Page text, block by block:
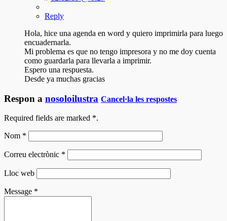
Reply
Hola, hice una agenda en word y quiero imprimirla para luego
encuadernarla.
Mi problema es que no tengo impresora y no me doy cuenta
como guardarla para llevarla a imprimir.
Espero una respuesta.
Desde ya muchas gracias
Respon a nosoloilustra Cancel·la les respostes
Required fields are marked *.
Nom *
Correu electrònic *
Lloc web
Message *